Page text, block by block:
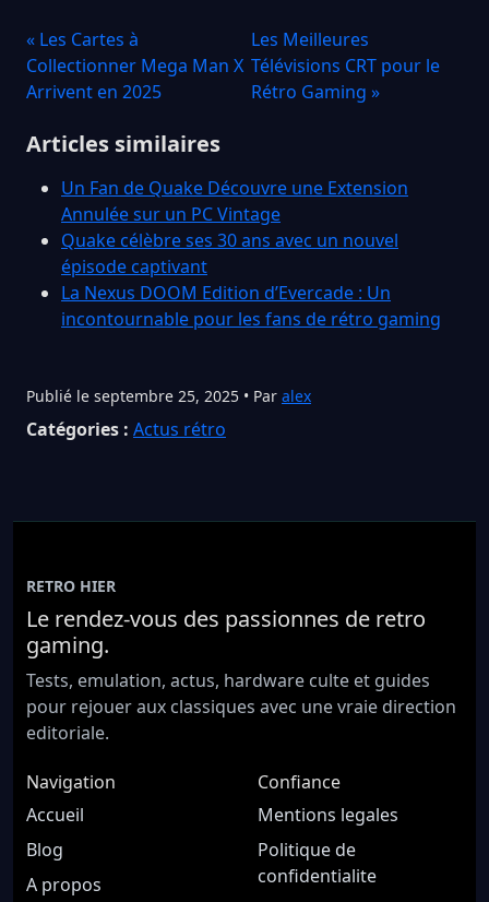
« Les Cartes à
Collectionner Mega Man X
Arrivent en 2025
Les Meilleures
Télévisions CRT pour le
Rétro Gaming »
Articles similaires
Un Fan de Quake Découvre une Extension
Annulée sur un PC Vintage
Quake célèbre ses 30 ans avec un nouvel
épisode captivant
La Nexus DOOM Edition d’Evercade : Un
incontournable pour les fans de rétro gaming
Publié le septembre 25, 2025 • Par alex
Catégories : Actus rétro
RETRO HIER
Le rendez-vous des passionnes de retro
gaming.
Tests, emulation, actus, hardware culte et guides
pour rejouer aux classiques avec une vraie direction
editoriale.
Navigation
Accueil
Blog
A propos
Confiance
Mentions legales
Politique de
confidentialite